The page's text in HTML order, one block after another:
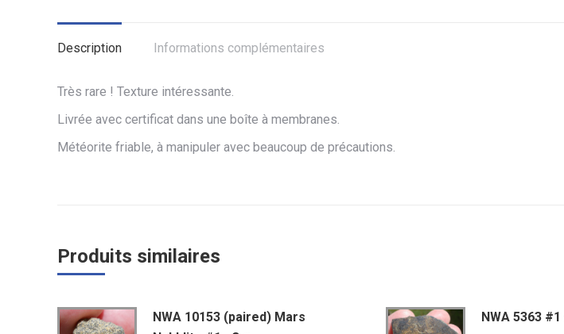
Description Informations complémentaires
Très rare ! Texture intéressante.
Livrée avec certificat dans une boîte à membranes.
Météorite friable, à manipuler avec beaucoup de précautions.
Produits similaires
NWA 10153 (paired) Mars
NWA 5363